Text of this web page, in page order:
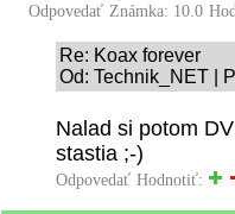
Odpovedať Známka: 10.0
Re: Koax forever
Od: Technik_NET |
Nalad si potom
stastia ;-)
Odpovedať Hodnotiť: